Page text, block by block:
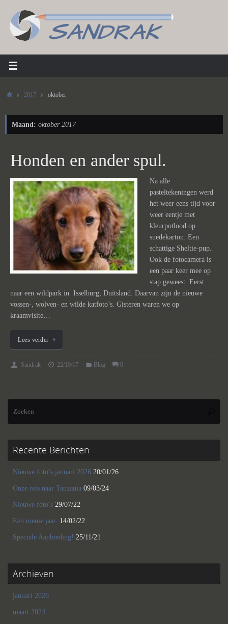
inhoud
Home2017 oktober
Maand: oktober 2017
Honden en ander spul.
Na alle
pasteltekeningen werd
het weer eens tijd voor
weer eentje met
kleurpotlood op
suedekarton: Een
schattige Sheltie-pup.
Ook de fotocamera is
een paar keer mee op
stap geweest. Eerst
naar een wildpark in Isselburg, Duitsland. Daarvan zijn de nieuwe
vossen-, wolven- en wilde katfoto’s. Gisteren waren we op
kraamvisite…
Lees verder
Sandrak 22/10/17 Blog 0
Recente Berichten
Nieuwe foto’s januari 2026 20/01/26
Onze reis naar Tanzania 09/03/24
Nieuwe foto’s 29/07/22
Een nieuw jaar. 14/02/22
Speciale Aanbieding! 25/11/21
Archieven
januari 2026
maart 2024